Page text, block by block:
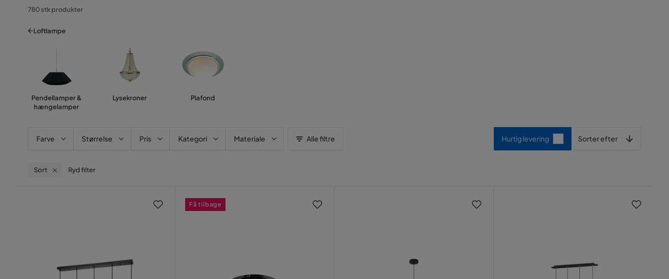
780 stk produkter
Loftlampe
Pendellamper &
hængelamper
Lysekroner Plafond
Farve Størrelse Pris Kategori Materiale Alle filtre Hurtig levering Sorter efter
Sort Ryd filter
Få tilbage